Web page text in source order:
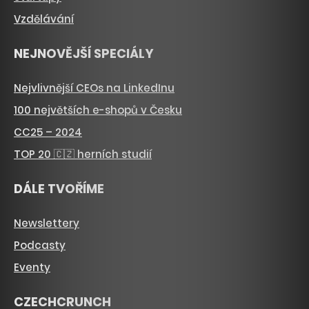
Vzdělávání
NEJNOVĚJŠÍ SPECIÁLY
Nejvlivnější CEOs na LinkedInu
100 největších e-shopů v Česku
CC25 – 2024
TOP 20 🇨🇿 herních studií
DÁLE TVOŘÍME
Newslettery
Podcasty
Eventy
CZECHCRUNCH